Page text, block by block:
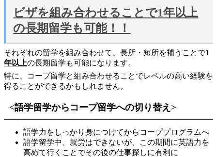
ビザを組み合わせることで1年以上
の長期留学も可能！！
それぞれの留学を組み合わせて、長所・短所を補うことで1
年以上の長期留学も可能になります。
特に、コープ留学と組み合わせることでレベルの高い経験を
得ることができるかもしれません。
<語学留学からコープ留学への切り替え>
語学力をしっかり身につけてからコーププログラムへ
語学留学中、就労はできないが、この期間に英語力を
高めて行くことでその後の仕事探しに有利に